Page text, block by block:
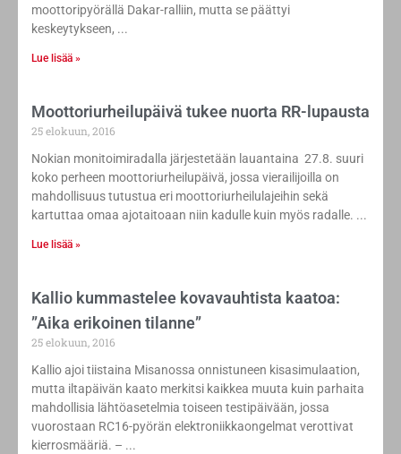
moottoripyörällä Dakar-ralliin, mutta se päättyi
keskeytykseen,
Lue lisää »
Moottoriurheilupäivä tukee nuorta RR-lupausta
25 elokuun, 2016
Nokian monitoimiradalla järjestetään lauantaina 27.8. suuri
koko perheen moottoriurheilupäivä, jossa vierailijoilla on
mahdollisuus tutustua eri moottoriurheilulajeihin sekä
kartuttaa omaa ajotaitoaan niin kadulle kuin myös radalle.
Lue lisää »
Kallio kummastelee kovavauhtista kaatoa:
”Aika erikoinen tilanne”
25 elokuun, 2016
Kallio ajoi tiistaina Misanossa onnistuneen kisasimulaation,
mutta iltapäivän kaato merkitsi kaikkea muuta kuin parhaita
mahdollisia lähtöasetelmia toiseen testipäivään, jossa
vuorostaan RC16-pyörän elektroniikkaongelmat verottivat
kierrosmääriä. –